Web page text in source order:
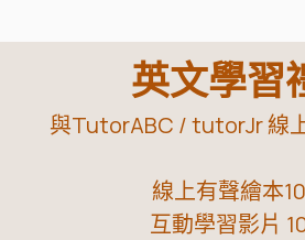
英文學習
與TutorABC / tutorJr 線
線上有聲繪本
互動學習影片